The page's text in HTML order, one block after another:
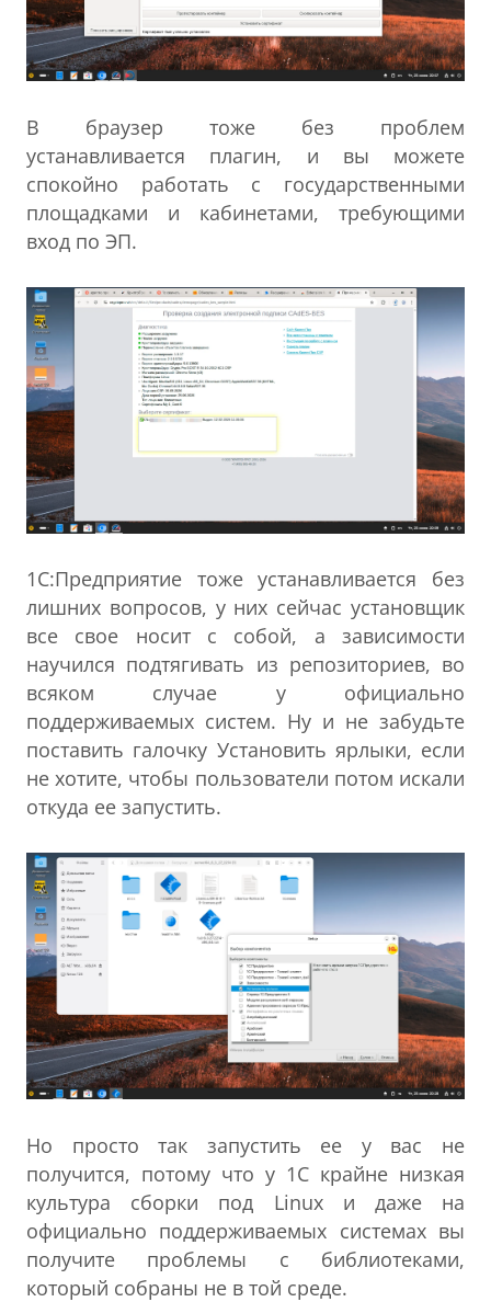
В браузер тоже без проблем
устанавливается плагин, и вы можете
спокойно работать с государственными
площадками и кабинетами, требующими
вход по ЭП.
1С:Предприятие тоже устанавливается без
лишних вопросов, у них сейчас установщик
все свое носит с собой, а зависимости
научился подтягивать из репозиториев, во
всяком случае у официально
поддерживаемых систем. Ну и не забудьте
поставить галочку Установить ярлыки, если
не хотите, чтобы пользователи потом искали
откуда ее запустить.
Но просто так запустить ее у вас не
получится, потому что у 1С крайне низкая
культура сборки под Linux и даже на
официально поддерживаемых системах вы
получите проблемы с библиотеками,
который собраны не в той среде.